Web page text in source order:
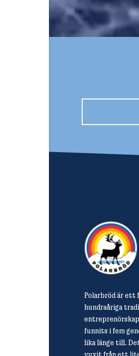
Polarbröd är ett
hundraåriga
funnits i fem
lika länge till.